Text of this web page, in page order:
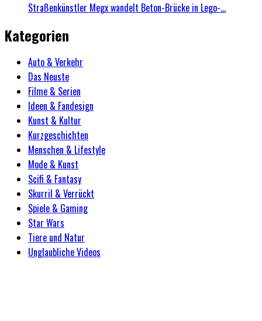
Straßenkünstler Megx wandelt Beton-Brücke in Lego-...
Kategorien
Auto & Verkehr
Das Neuste
Filme & Serien
Ideen & Fandesign
Kunst & Kultur
Kurzgeschichten
Menschen & Lifestyle
Mode & Kunst
Scifi & Fantasy
Skurril & Verrückt
Spiele & Gaming
Star Wars
Tiere und Natur
Unglaubliche Videos